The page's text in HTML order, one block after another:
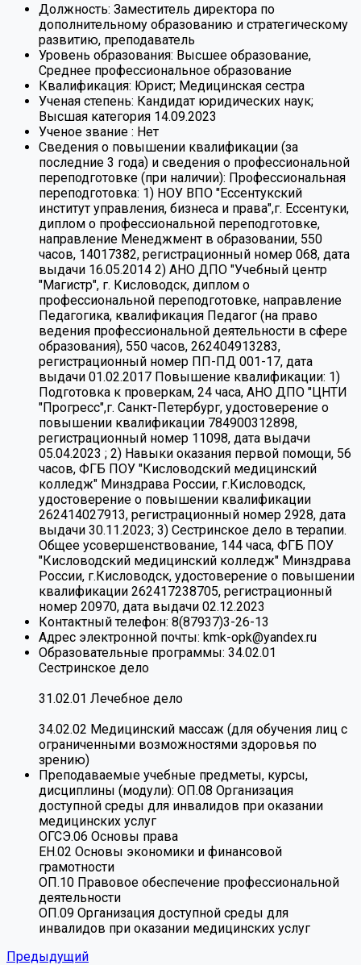
Должность: Заместитель директора по
дополнительному образованию и стратегическому
развитию, преподаватель
Уровень образования: Высшее образование,
Среднее профессиональное образование
Квалификация: Юрист; Медицинская сестра
Ученая степень: Кандидат юридических наук;
Высшая категория 14.09.2023
Ученое звание : Нет
Сведения о повышении квалификации (за
последние 3 года) и сведения о профессиональной
переподготовке (при наличии): Профессиональная
переподготовка: 1) НОУ ВПО "Ессентукский
институт управления, бизнеса и права",г. Ессентуки,
диплом о профессиональной переподготовке,
направление Менеджмент в образовании, 550
часов, 14017382, регистрационный номер 068, дата
выдачи 16.05.2014 2) АНО ДПО "Учебный центр
"Магистр", г. Кисловодск, диплом о
профессиональной переподготовке, направление
Педагогика, квалификация Педагог (на право
ведения профессиональной деятельности в сфере
образования), 550 часов, 262404913283,
регистрационный номер ПП-ПД 001-17, дата
выдачи 01.02.2017 Повышение квалификации: 1)
Подготовка к проверкам, 24 часа, АНО ДПО "ЦНТИ
"Прогресс",г. Санкт-Петербург, удостоверение о
повышении квалификации 784900312898,
регистрационный номер 11098, дата выдачи
05.04.2023 ; 2) Навыки оказания первой помощи, 56
часов, ФГБ ПОУ "Кисловодский медицинский
колледж" Минздрава России, г.Кисловодск,
удостоверение о повышении квалификации
262414027913, регистрационный номер 2928, дата
выдачи 30.11.2023; 3) Сестринское дело в терапии.
Общее усовершенствование, 144 часа, ФГБ ПОУ
"Кисловодский медицинский колледж" Минздрава
России, г.Кисловодск, удостоверение о повышении
квалификации 262417238705, регистрационный
номер 20970, дата выдачи 02.12.2023
Контактный телефон: 8(87937)3-26-13
Адрес электронной почты: kmk-opk@yandex.ru
Образовательные программы: 34.02.01
Сестринское дело
31.02.01 Лечебное дело
34.02.02 Медицинский массаж (для обучения лиц с
ограниченными возможностями здоровья по
зрению)
Преподаваемые учебные предметы, курсы,
дисциплины (модули): ОП.08 Организация
доступной среды для инвалидов при оказании
медицинских услуг
ОГСЭ.06 Основы права
ЕН.02 Основы экономики и финансовой
грамотности
ОП.10 Правовое обеспечение профессиональной
деятельности
ОП.09 Организация доступной среды для
инвалидов при оказании медицинских услуг
Предыдущий